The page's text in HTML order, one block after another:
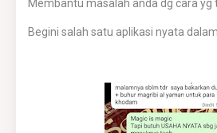
Membantu masalah anda dg cara yg
Begini salah satu aplikasi nyata